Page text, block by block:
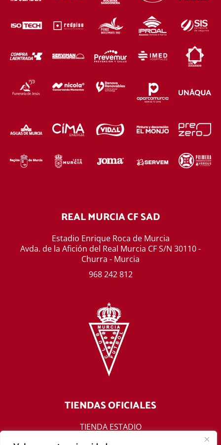
REAL MURCIA CF SAD
Estadio Enrique Roca de Murcia
Avda. de la Afición del Real Murcia CF S/N 30110 -
Churra - Murcia
968 242 812
TIENDAS OFICIALES
TIENDA ESTADIO